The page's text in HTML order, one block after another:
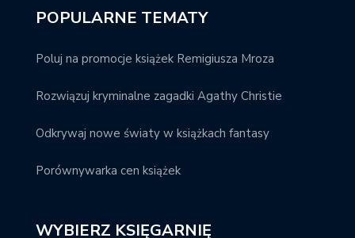
POPULARNE TEMATY
Poluj na promocje książek Remigiusza Mroza
Rozwiązuj kryminalne zagadki Agathy Christie
Odkrywaj nowe światy w książkach fantasy
Porównywarka cen książek
WYBIERZ KSIĘGARNIĘ